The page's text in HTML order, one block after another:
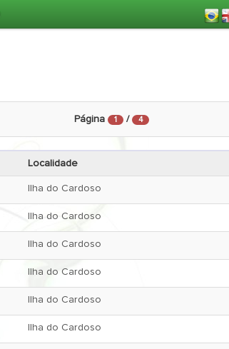
Página 1 / 4
Localidade
Ilha do Cardoso
Ilha do Cardoso
Ilha do Cardoso
Ilha do Cardoso
Ilha do Cardoso
Ilha do Cardoso